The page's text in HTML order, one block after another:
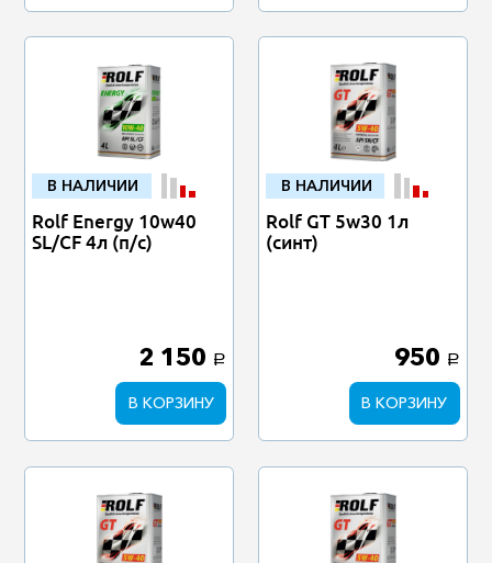
В НАЛИЧИИ
Rolf Energy 10w40
SL/CF 4л (п/с)
2 150 a
В КОРЗИНУ
В НАЛИЧИИ
Rolf GT 5w30 1л
(синт)
950 a
В КОРЗИНУ